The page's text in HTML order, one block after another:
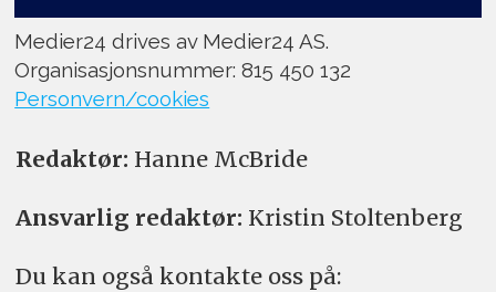
Medier24 drives av Medier24 AS.
Organisasjonsnummer: 815 450 132
Personvern/cookies
Redaktør: Hanne McBride
Ansvarlig redaktør: Kristin Stoltenberg
Du kan også kontakte oss på: